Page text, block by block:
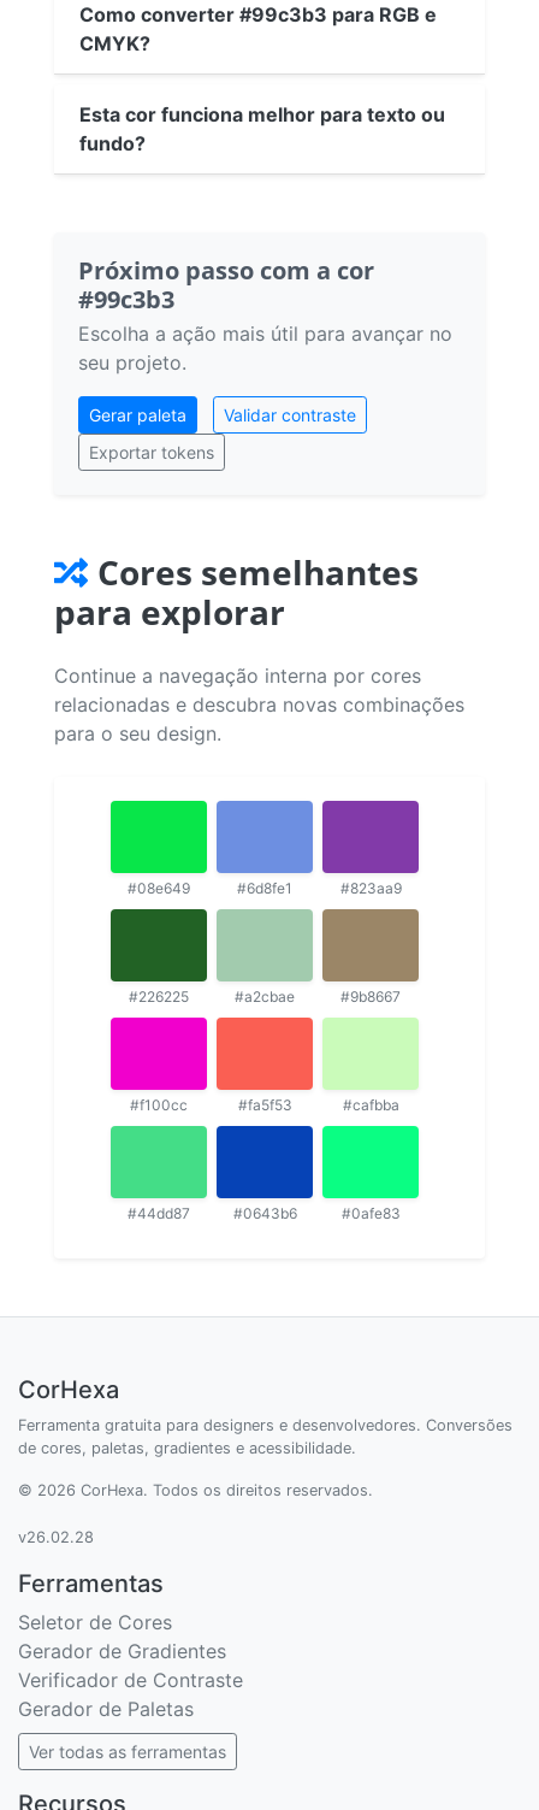
Como converter #99c3b3 para RGB e
CMYK?
Esta cor funciona melhor para texto ou
fundo?
Próximo passo com a cor
#99c3b3
Escolha a ação mais útil para avançar no
seu projeto.
Gerar paleta
Validar contraste
Exportar tokens
Cores semelhantes
para explorar
Continue a navegação interna por cores
relacionadas e descubra novas combinações
para o seu design.
#08e649 #6d8fe1 #823aa9
#226225 #a2cbae #9b8667
#f100cc #fa5f53 #cafbba
#44dd87 #0643b6 #0afe83
CorHexa
Ferramenta gratuita para designers e desenvolvedores. Conversões
de cores, paletas, gradientes e acessibilidade.
© 2026 CorHexa. Todos os direitos reservados.
v26.02.28
Ferramentas
Seletor de Cores
Gerador de Gradientes
Verificador de Contraste
Gerador de Paletas
Ver todas as ferramentas
Recursos